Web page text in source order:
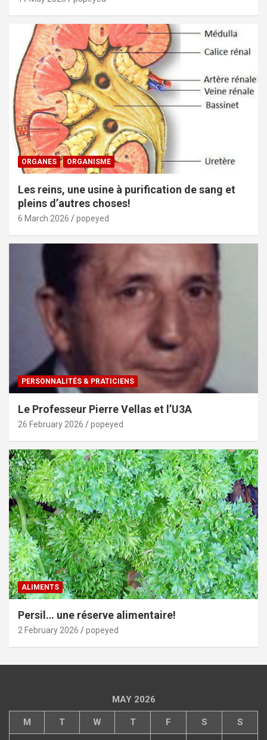
ORGANES ORGANISME
Les reins, une usine à purification de sang et
pleins d’autres choses!
6 March 2026 popeyed
PERSONNALITÉS & PRATICIENS
Le Professeur Pierre Vellas et l’U3A
26 February 2026 popeyed
ALIMENTS
Persil… une réserve alimentaire!
2 February 2026 popeyed
MAY 2026
M T W T F S S